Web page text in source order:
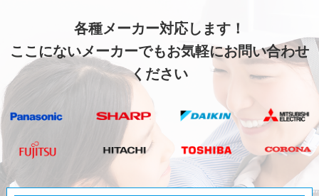
各種メーカー対応します！
ここにないメーカーでもお気軽にお問い合わせ
ください